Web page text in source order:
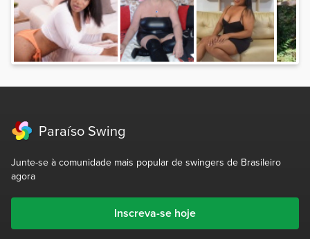
Paraíso Swing
Junte-se à comunidade mais popular de swingers de Brasileiro
agora
Inscreva-se hoje